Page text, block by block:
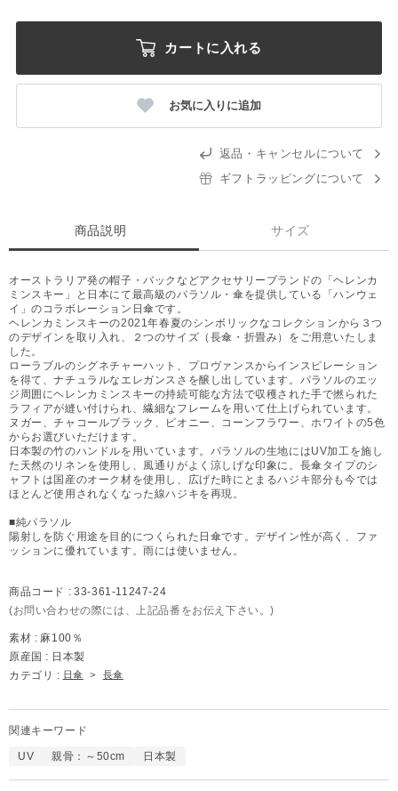
カートに入れる
お気に入りに追加
返品・キャンセルについて
ギフトラッピングについて
商品説明 サイズ
オーストラリア発の帽子・バックなどアクセサリーブランドの「ヘレンカ
ミンスキー」と日本にて最高級のパラソル・傘を提供している「ハンウェ
イ」のコラボレーション日傘です。
ヘレンカミンスキーの2021年春夏のシンボリックなコレクションから３つ
のデザインを取り入れ、２つのサイズ（長傘・折畳み）をご用意いたしま
した。
ローラブルのシグネチャーハット、プロヴァンスからインスピレーション
を得て、ナチュラルなエレガンスさを醸し出しています。パラソルのエッ
ジ周囲にヘレンカミンスキーの持続可能な方法で収穫された手で撚られた
ラフィアが縫い付けられ、繊細なフレームを用いて仕上げられています。
ヌガー、チャコールブラック、ピオニー、コーンフラワー、ホワイトの5色
からお選びいただけます。
日本製の竹のハンドルを用いています。パラソルの生地にはUV加工を施し
た天然のリネンを使用し、風通りがよく涼しげな印象に。長傘タイプのシ
ャフトは国産のオーク材を使用し、広げた時にとまるハジキ部分も今では
ほとんど使用されなくなった線ハジキを再現。
■純パラソル
陽射しを防ぐ用途を目的につくられた日傘です。デザイン性が高く、ファ
ッションに優れています。雨には使いません。
商品コード : 33-361-11247-24
(お問い合わせの際には、上記品番をお伝え下さい。)
素材 : 麻100％
原産国 : 日本製
カテゴリ : 日傘 > 長傘
関連キーワード
UV 親骨：～50cm 日本製